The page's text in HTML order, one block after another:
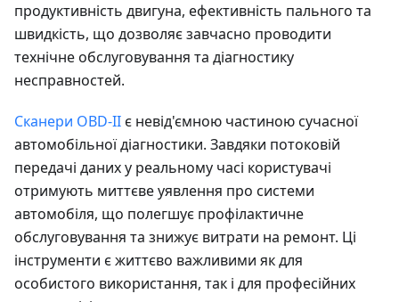
продуктивність двигуна, ефективність пального та
швидкість, що дозволяє завчасно проводити
технічне обслуговування та діагностику
несправностей.
Сканери OBD-IIє невід'ємною частиною сучасної
автомобільної діагностики. Завдяки потоковій
передачі даних у реальному часі користувачі
отримують миттєве уявлення про системи
автомобіля, що полегшує профілактичне
обслуговування та знижує витрати на ремонт. Ці
інструменти є життєво важливими як для
особистого використання, так і для професійних